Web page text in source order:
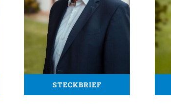
STECKBRIEF